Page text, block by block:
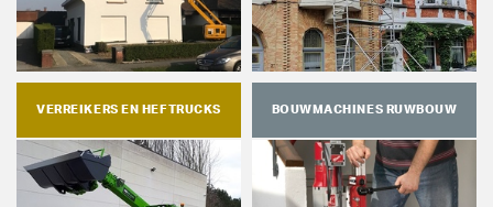
VERREIKERS EN HEFTRUCKS BOUWMACHINES RUWBOUW